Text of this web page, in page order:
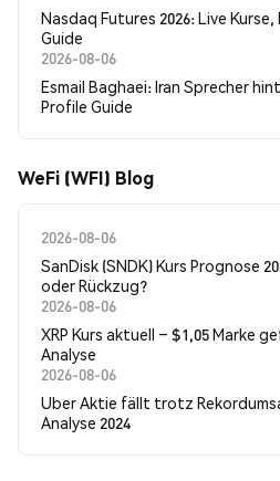
Nasdaq Futures 2026: Live
Guide
2026-08-06
Esmail Baghaei: Iran Sprecher
Profile Guide
WeFi (WFI) Blog
2026-08-06
SanDisk (SNDK) Kurs Prognose
oder Rückzug?
2026-08-06
XRP Kurs aktuell – $1,05 Marke
Analyse
2026-08-06
Uber Aktie fällt trotz
Analyse 2024